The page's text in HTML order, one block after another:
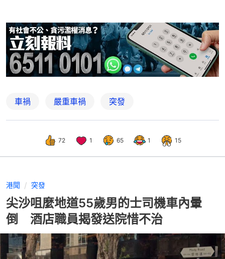
車禍 嚴重車禍 突發
72 1 65 1 15
港聞 突發
尖沙咀麼地道55歲男的士司機車內暈
倒 酒店職員揭發送院惜不治